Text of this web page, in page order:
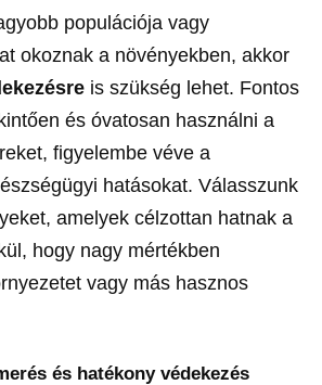
populációja vagy
okoznak a növényekben, akkor
is szükség lehet. Fontos
és óvatosan használni a
figyelembe véve a
hatásokat. Válasszunk
amelyek célzottan hatnak a
hogy nagy mértékben
vagy más hasznos
és hatékony védekezés